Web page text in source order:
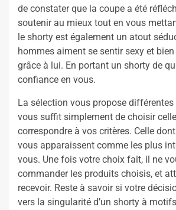
de constater que la coupe a été
soutenir au mieux tout en vous
le shorty est également un atout
hommes aiment se sentir sexy et
grâce à lui. En portant un shorty de
confiance en vous.
La sélection vous propose différentes
vous suffit simplement de choisir
correspondre à vos critères. Celle
vous apparaissent comme les plus
vous. Une fois votre choix fait, il ne
commander les produits choisis, et
recevoir. Reste à savoir si votre
vers la singularité d’un shorty à